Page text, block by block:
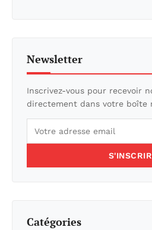
Newsletter
Inscrivez-vous pour recevoir
directement dans votre boîte
Catégories